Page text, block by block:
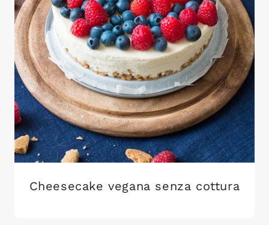
Cheesecake vegana senza cottura